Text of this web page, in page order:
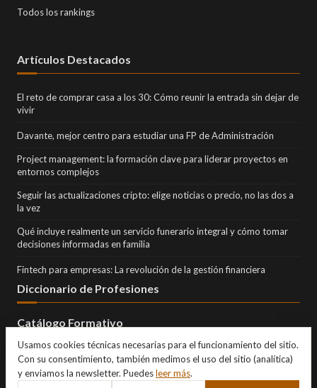
Todos los rankings
Artículos Destacados
El reto de comprar casa a los 30: Cómo reunir la entrada sin dejar de
vivir
Davante, mejor centro para estudiar una FP de Administración
Project management: la formación clave para liderar proyectos en
entornos complejos
Seguir las actualizaciones cripto: elige noticias o precio, no las dos a
la vez
Qué incluye realmente un servicio funerario integral y cómo tomar
decisiones informadas en familia
Fintech para empresas: La revolución de la gestión financiera
Diccionario de Profesiones
Catálogo Formativo
Usamos cookies técnicas necesarias para el funcionamiento del sitio.
Con su consentimiento, también medimos el uso del sitio (analítica)
y enviamos la newsletter. Puedesleer más.